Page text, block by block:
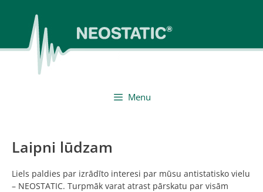
Menu
Laipni lūdzam
Liels paldies par izrādīto interesi par mūsu antistatisko vielu
– NEOSTATIC. Turpmāk varat atrast pārskatu par visām